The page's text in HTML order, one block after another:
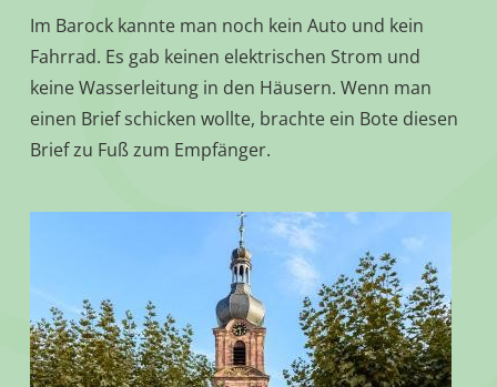
Im Barock kannte man noch kein Auto und kein
Fahrrad. Es gab keinen elektrischen Strom und
keine Wasserleitung in den Häusern. Wenn man
einen Brief schicken wollte, brachte ein Bote diesen
Brief zu Fuß zum Empfänger.